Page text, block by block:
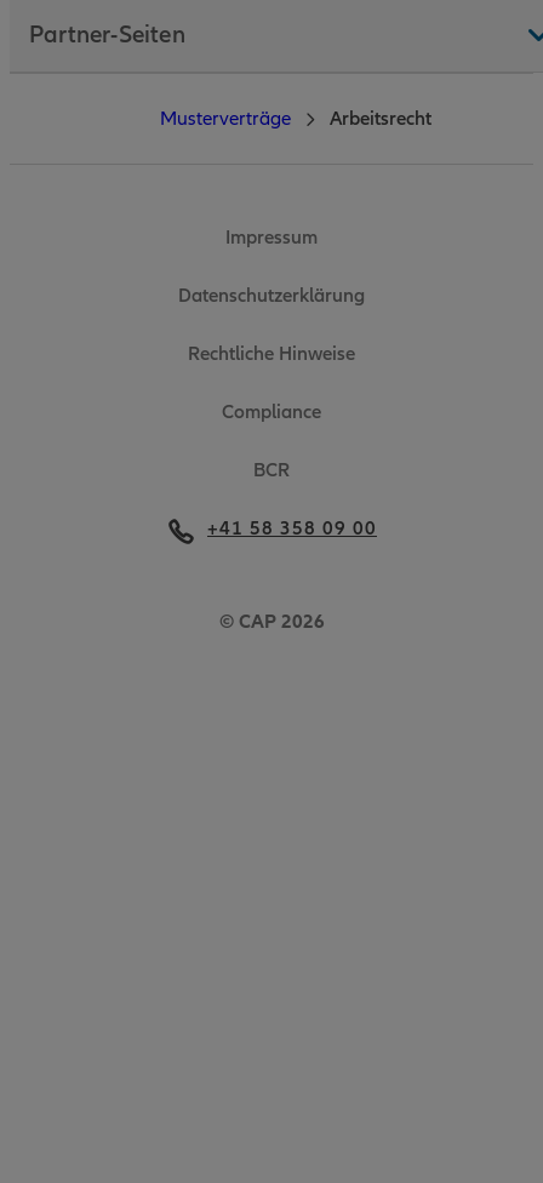
Partner-Seiten
Impressum
Datenschutzerklärung
Rechtliche Hinweise
Compliance
BCR
© CAP 2026
+41 58 358 09 00
Musterverträge Arbeitsrecht